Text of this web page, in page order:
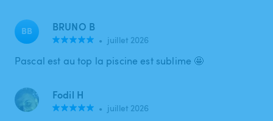
BB BRUNO B
• juillet 2026
Pascal est au top la piscine est sublime 🤩
Fodil H
• juillet 2026